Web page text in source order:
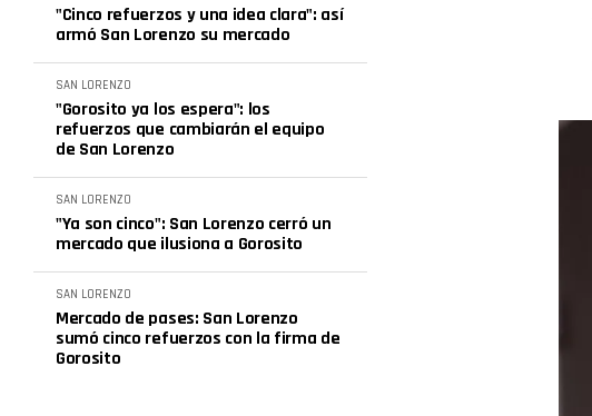
"Cinco refuerzos y una idea clara": así
armó San Lorenzo su mercado
SAN LORENZO
"Gorosito ya los espera": los
refuerzos que cambiarán el equipo
de San Lorenzo
SAN LORENZO
"Ya son cinco": San Lorenzo cerró un
mercado que ilusiona a Gorosito
SAN LORENZO
Mercado de pases: San Lorenzo
sumó cinco refuerzos con la firma de
Gorosito